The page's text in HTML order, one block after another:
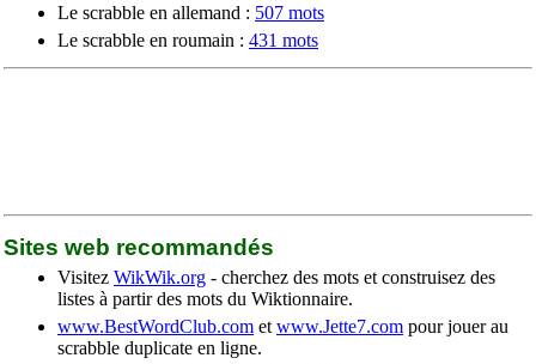
Le scrabble en allemand : 507 mots
Le scrabble en roumain : 431 mots
Sites web recommandés
Visitez WikWik.org - cherchez des mots et construisez des
listes à partir des mots du Wiktionnaire.
www.BestWordClub.com et www.Jette7.com pour jouer au
scrabble duplicate en ligne.